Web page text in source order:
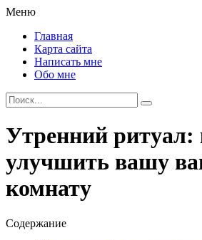
Меню
Главная
Карта сайта
Написать мне
Обо мне
Утренний ритуал:
улучшить вашу
комнату
Содержание